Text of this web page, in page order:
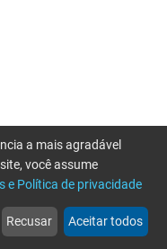
web
Notícias
more_horiz
Mais
a mais agradável
você assume
e Política de privacidade
Recusar Aceitar todos
novamente